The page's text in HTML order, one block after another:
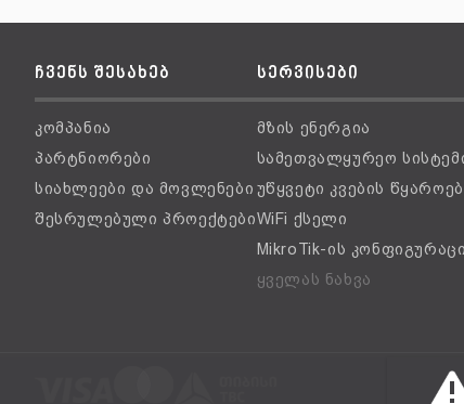
ჩვენს შესახებ
კომპანია
პარტნიორები
სიახლეები და მოვლენები
შესრულებული პროექტები
სერვისები
მზის ენერგია
სამეთვალყურეო
უწყვეტი კვების
WiFi ქსელი
MikroTik-ის
ყველას ნახვა